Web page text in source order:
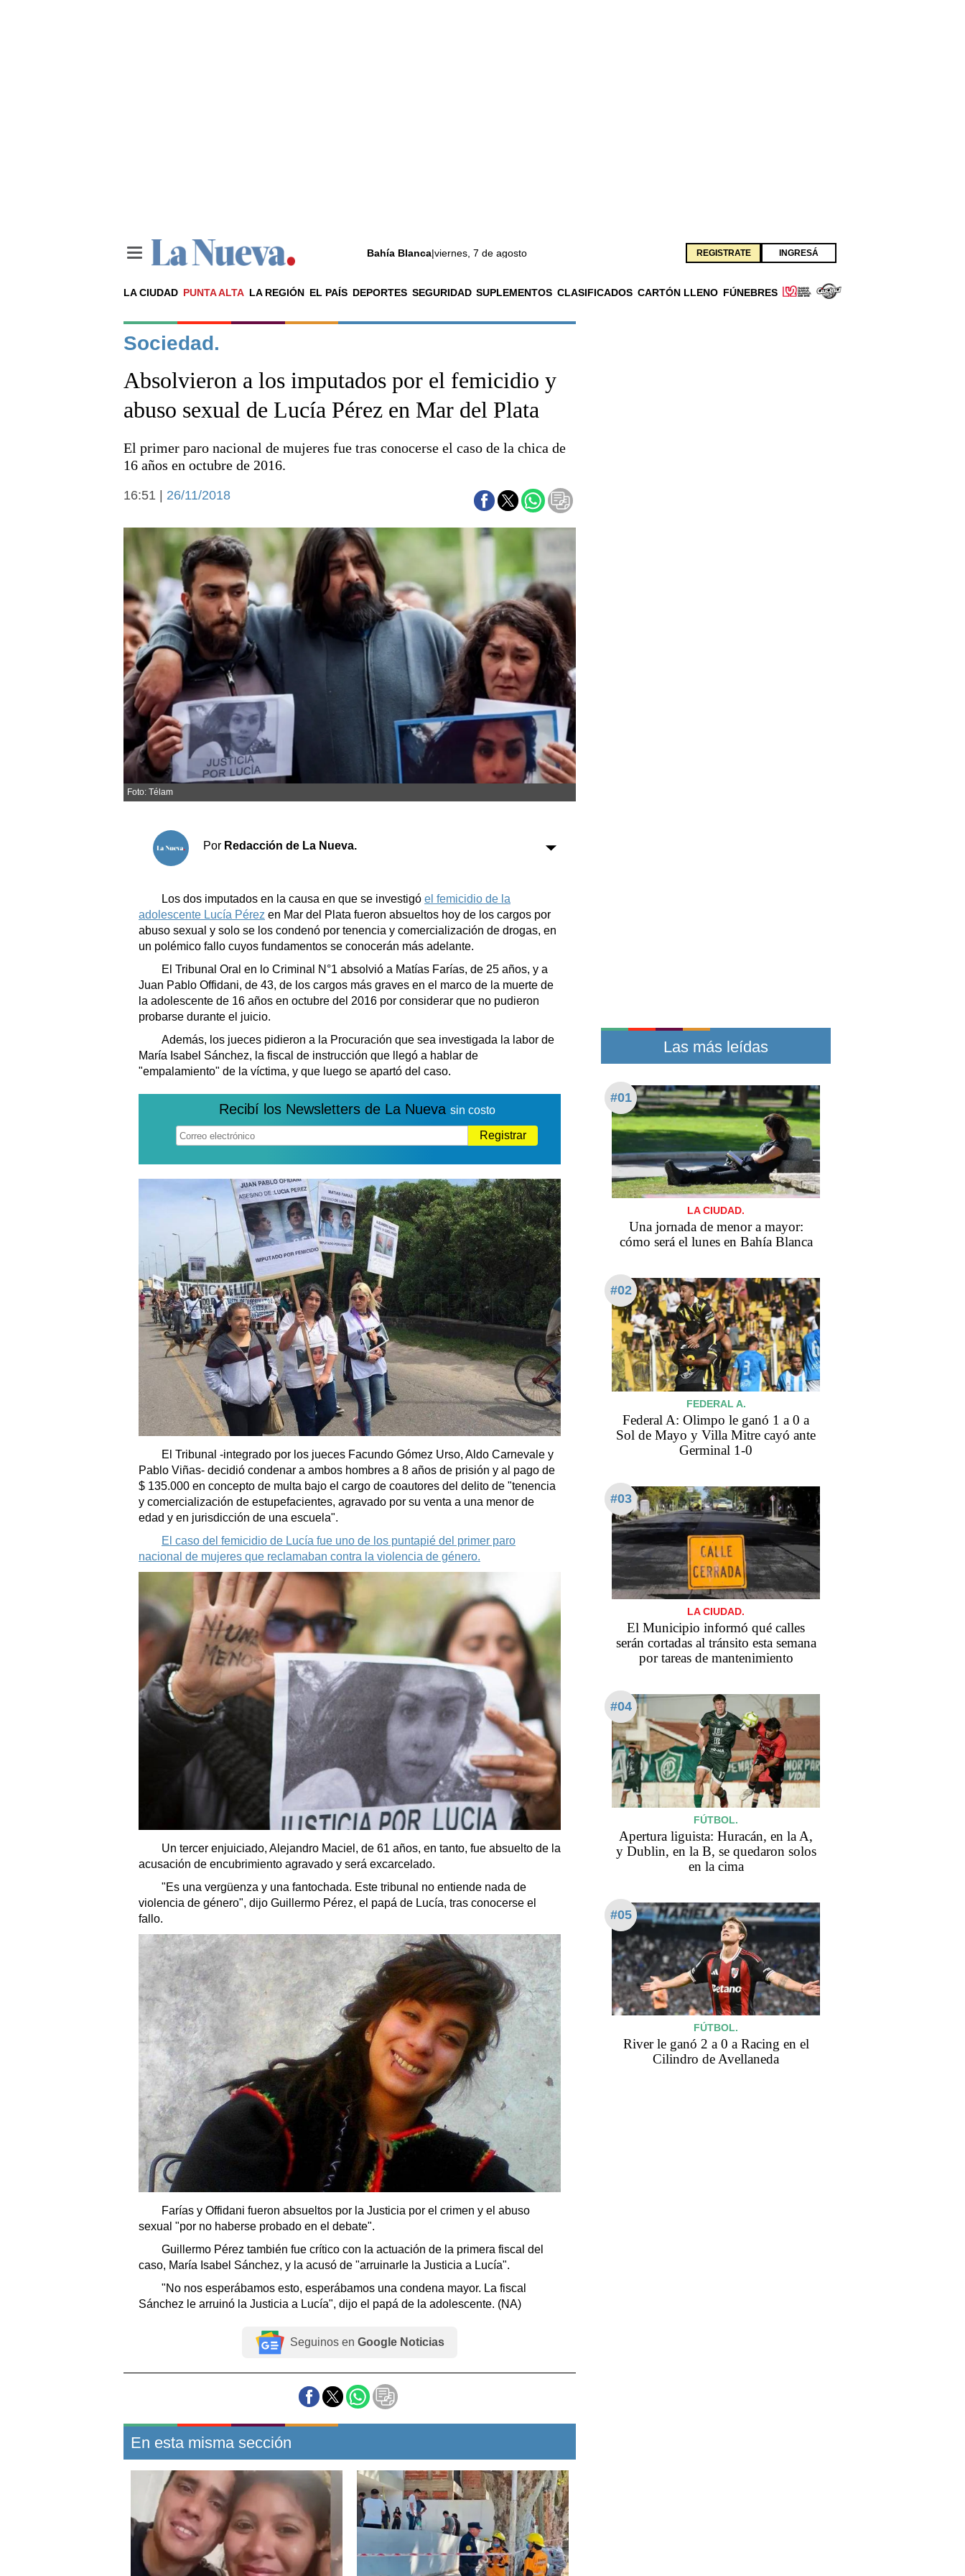
Bahía Blanca|viernes, 7 de agosto REGISTRATE INGRESÁ
LA CIUDAD PUNTA ALTA LA REGIÓN EL PAÍS DEPORTES SEGURIDAD SUPLEMENTOS CLASIFICADOS CARTÓN LLENO FÚNEBRES
Noticias
La ciudad
El país
Seguridad
Deportes
Escenario Olímpico
Federal A
Arte y cultura
Aplausos
Cines
Economía y campo
Economía y finanzas
Con el campo
Espacio empresas
Sociedad y tiempo libre
Sociedad
Tecnología
Turismo
El tiempo
Cartón Lleno
Fúnebres
Horóscopo
Suplementos
Transportes
Loterías
Datos Útiles
Edictos
Teléfonos de urgencia
Sociedad.
Absolvieron a los imputados por el femicidio y
abuso sexual de Lucía Pérez en Mar del Plata
El primer paro nacional de mujeres fue tras conocerse el caso de la chica de
16 años en octubre de 2016.
16:51 | 26/11/2018
Foto: Télam
Por Redacción de La Nueva.
Los dos imputados en la causa en que se investigó el femicidio de la
adolescente Lucía Pérez en Mar del Plata fueron absueltos hoy de los cargos por
abuso sexual y solo se los condenó por tenencia y comercialización de drogas, en
un polémico fallo cuyos fundamentos se conocerán más adelante.
El Tribunal Oral en lo Criminal N°1 absolvió a Matías Farías, de 25 años, y a
Juan Pablo Offidani, de 43, de los cargos más graves en el marco de la muerte de
la adolescente de 16 años en octubre del 2016 por considerar que no pudieron
probarse durante el juicio.
Además, los jueces pidieron a la Procuración que sea investigada la labor de
María Isabel Sánchez, la fiscal de instrucción que llegó a hablar de
"empalamiento" de la víctima, y que luego se apartó del caso.
Recibí los Newsletters de La Nueva sin costo
Registrar
El Tribunal -integrado por los jueces Facundo Gómez Urso, Aldo Carnevale y
Pablo Viñas- decidió condenar a ambos hombres a 8 años de prisión y al pago de
$ 135.000 en concepto de multa bajo el cargo de coautores del delito de "tenencia
y comercialización de estupefacientes, agravado por su venta a una menor de
edad y en jurisdicción de una escuela".
El caso del femicidio de Lucía fue uno de los puntapié del primer paro
nacional de mujeres que reclamaban contra la violencia de género.
Un tercer enjuiciado, Alejandro Maciel, de 61 años, en tanto, fue absuelto de la
acusación de encubrimiento agravado y será excarcelado.
"Es una vergüenza y una fantochada. Este tribunal no entiende nada de
violencia de género", dijo Guillermo Pérez, el papá de Lucía, tras conocerse el
fallo.
Farías y Offidani fueron absueltos por la Justicia por el crimen y el abuso
sexual "por no haberse probado en el debate".
Guillermo Pérez también fue crítico con la actuación de la primera fiscal del
caso, María Isabel Sánchez, y la acusó de "arruinarle la Justicia a Lucía".
"No nos esperábamos esto, esperábamos una condena mayor. La fiscal
Sánchez le arruinó la Justicia a Lucía", dijo el papá de la adolescente. (NA)
Seguinos en Google Noticias
En esta misma sección
Las más leídas
#01
LA CIUDAD.
Una jornada de menor a mayor:
cómo será el lunes en Bahía Blanca
#02
FEDERAL A.
Federal A: Olimpo le ganó 1 a 0 a
Sol de Mayo y Villa Mitre cayó ante
Germinal 1-0
#03
LA CIUDAD.
El Municipio informó qué calles
serán cortadas al tránsito esta semana
por tareas de mantenimiento
#04
FÚTBOL.
Apertura liguista: Huracán, en la A,
y Dublin, en la B, se quedaron solos
en la cima
#05
FÚTBOL.
River le ganó 2 a 0 a Racing en el
Cilindro de Avellaneda